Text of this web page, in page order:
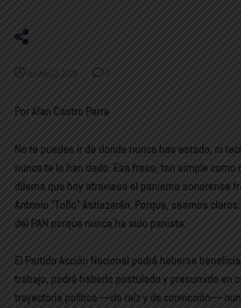
octubre 13, 2025 0
Por Alan Castro Parra
No te puedes ir de donde nunca has estado, ni
nunca te lo han dado. Esa frase, tan simple como
dilema que hoy atraviesa el panismo sonorense
Antonio “Toño” Astiazarán. Porque, seamos
del PAN porque nunca ha sido panista.
El Partido Acción Nacional podrá haberse
trabajo, podrá haberlo postulado y presumido en
trayectoria política —de raíz y de convicción—